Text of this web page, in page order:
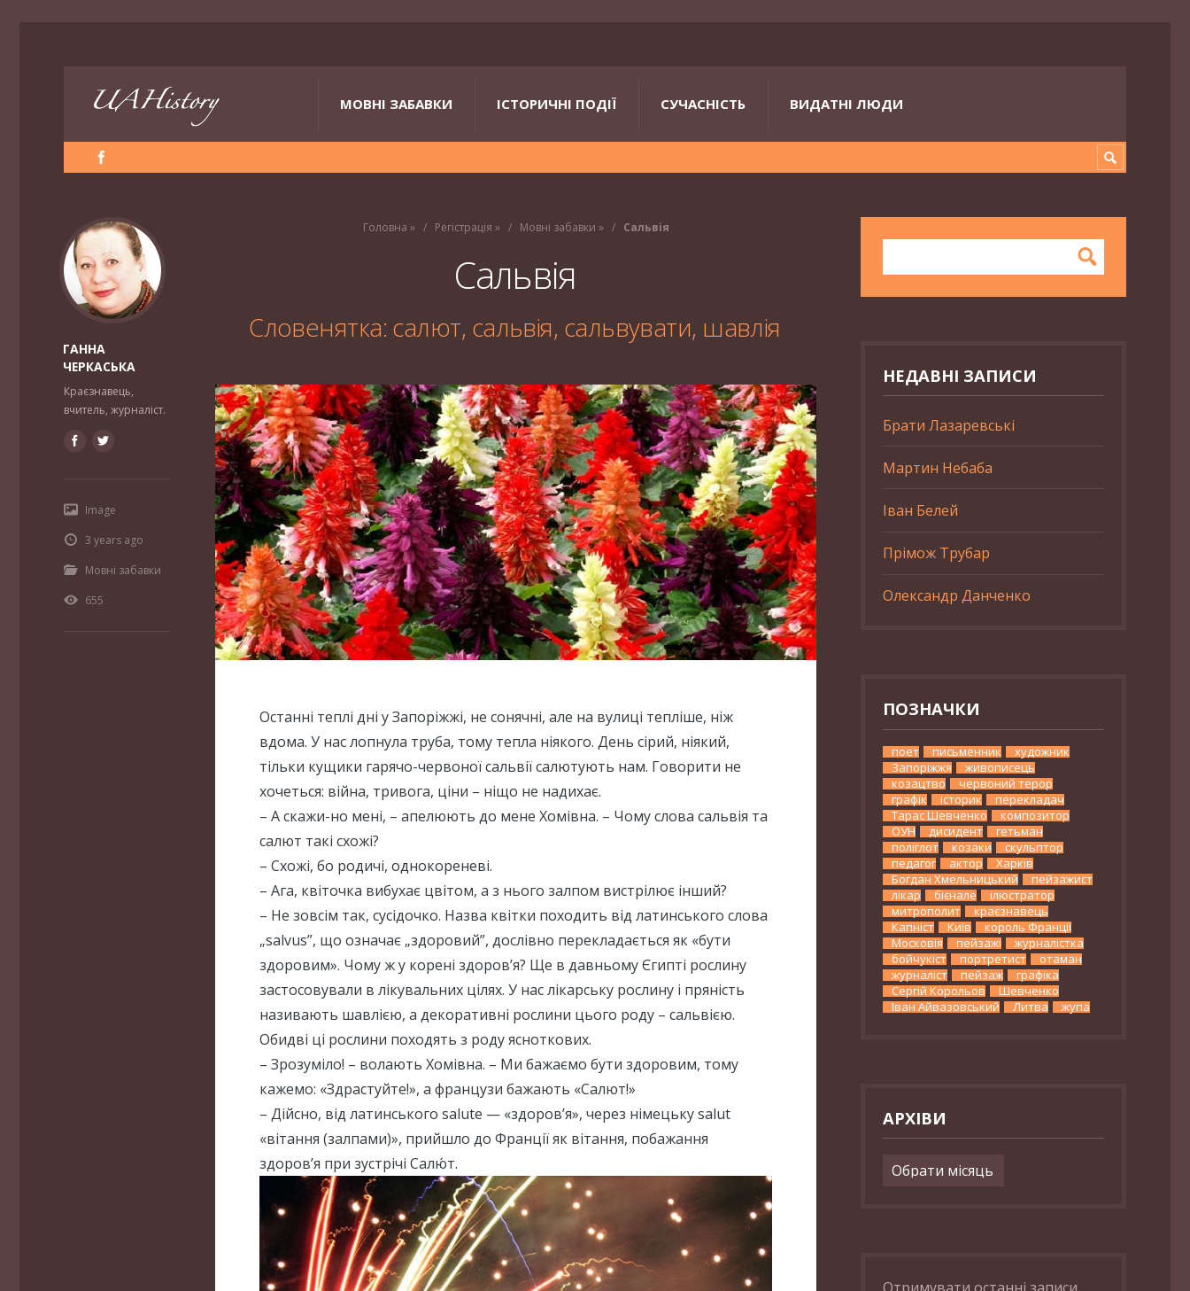
МОВНІ ЗАБАВКИ ІСТОРИЧНІ ПОДІЇ СУЧАСНІСТЬ ВИДАТНІ ЛЮДИ
Головна » Регістрація » Мовні забавки » Сальвія
Сальвія
Словенятка: салют, сальвія, сальвувати, шавлія
Останні теплі дні у Запоріжжі, не сонячні, але на вулиці тепліше, ніж
вдома. У нас лопнула труба, тому тепла ніякого. День сірий, ніякий,
тільки кущики гарячо-червоної сальвії салютують нам. Говорити не
хочеться: війна, тривога, ціни – ніщо не надихає.
– А скажи-но мені, – апелюють до мене Хомівна. – Чому слова сальвія та
салют такі схожі?
– Схожі, бо родичі, однокореневі.
– Ага, квіточка вибухає цвітом, а з нього залпом вистрілює інший?
– Не зовсім так, сусідочко. Назва квітки походить від латинського слова
„salvus”, що означає „здоровий”, дослівно перекладається як «бути
здоровим». Чому ж у корені здоров’я? Ще в давньому Єгипті рослину
застосовували в лікувальних цілях. У нас лікарську рослину і пряність
називають шавлією, а декоративні рослини цього роду – сальвією.
Обидві ці рослини походять з роду ясноткових.
– Зрозуміло! – волають Хомівна. – Ми бажаємо бути здоровим, тому
кажемо: «Здрастуйте!», а французи бажають «Салют!»
– Дійсно, від латинського salute — «здоров’я», через німецьку salut
«вітання (залпами)», прийшло до Франції як вітання, побажання
здоров’я при зустрічі Салю́т.
ГАННА
ЧЕРКАСЬКА
Краєзнавець,
вчитель, журналіст.
Image
3 years ago
Мовні забавки
655
НЕДАВНІ ЗАПИСИ
Брати Лазаревські
Мартин Небаба
Іван Белей
Прімож Трубар
Олександр Данченко
ПОЗНАЧКИ
поет письменник
художник
Запоріжжя
живописець
козацтво
червоний терор
графік
історик
перекладач
Тарас Шевченко
композитор
ОУН
дисидент
гетьман
поліглот
козаки
скульптор
педагог
актор
Харків
Богдан Хмельницький
пейзажист
лікар
бієнале
ілюстратор
митрополит
краєзнавець
Капніст
Київ
король Франції
Московія
пейзажі
журналістка
бойчукіст
портретист
отаман
журналіст
пейзаж
графіка
Сергій Корольов
Шевченко
Іван Айвазовський
Литва жупа
АРХІВИ
Архіви